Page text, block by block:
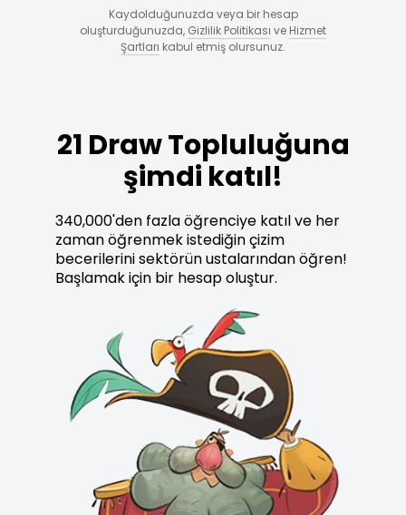
Kaydolduğunuzda veya bir hesap
oluşturduğunuzda, Gizlilik Politikası ve Hizmet
Şartları kabul etmiş olursunuz.
21 Draw Topluluğuna
şimdi katıl!
340,000'den fazla öğrenciye katıl ve her
zaman öğrenmek istediğin çizim
becerilerini sektörün ustalarından öğren!
Başlamak için bir hesap oluştur.